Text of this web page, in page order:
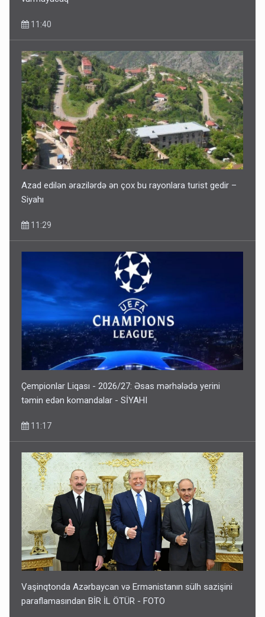
Gedişi var, dönüşü yox: Bakı-Tbilisi-Bakı qatarına bilet
satışından böyük narazılıq
7 Avqust 23:17
Geri çağırılan səfir Abel Məhərrəmovun oğludur - DOSYE
7 Avqust 14:07
11:40
Azad edilən ərazilərdə ən çox bu rayonlara turist gedir –
Siyahı
11:29
Çempionlar Liqası - 2026/27: Əsas mərhələdə yerini
təmin edən komandalar - SİYAHI
11:17
Vaşinqtonda Azərbaycan və Ermənistanın sülh sazişini
paraflamasından BİR İL ÖTÜR - FOTO